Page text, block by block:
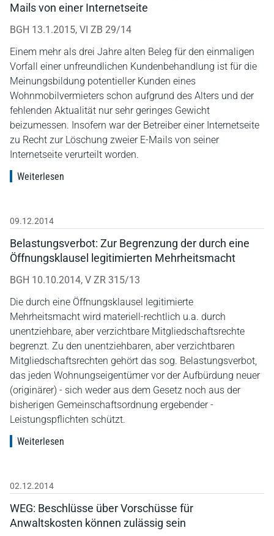
Mails von einer Internetseite
BGH 13.1.2015, VI ZB 29/14
Einem mehr als drei Jahre alten Beleg für den einmaligen
Vorfall einer unfreundlichen Kundenbehandlung ist für die
Meinungsbildung potentieller Kunden eines
Wohnmobilvermieters schon aufgrund des Alters und der
fehlenden Aktualität nur sehr geringes Gewicht
beizumessen. Insofern war der Betreiber einer Internetseite
zu Recht zur Löschung zweier E-Mails von seiner
Internetseite verurteilt worden.
Weiterlesen
09.12.2014
Belastungsverbot: Zur Begrenzung der durch eine
Öffnungsklausel legitimierten Mehrheitsmacht
BGH 10.10.2014, V ZR 315/13
Die durch eine Öffnungsklausel legitimierte
Mehrheitsmacht wird materiell-rechtlich u.a. durch
unentziehbare, aber verzichtbare Mitgliedschaftsrechte
begrenzt. Zu den unentziehbaren, aber verzichtbaren
Mitgliedschaftsrechten gehört das sog. Belastungsverbot,
das jeden Wohnungseigentümer vor der Aufbürdung neuer
(originärer) - sich weder aus dem Gesetz noch aus der
bisherigen Gemeinschaftsordnung ergebender -
Leistungspflichten schützt.
Weiterlesen
02.12.2014
WEG: Beschlüsse über Vorschüsse für
Anwaltskosten können zulässig sein